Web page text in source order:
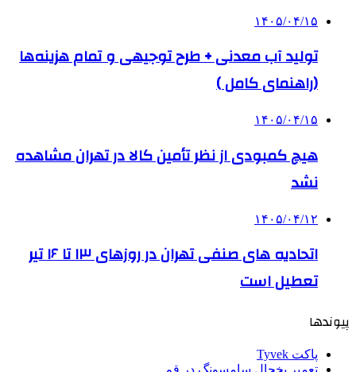
۱۴۰۵/۰۴/۱۵
تولید آب معدنی + طرح توجیهی و تمام هزینه‌ها
(راهنمای کامل )
۱۴۰۵/۰۴/۱۵
هیچ کمبودی از نظر تأمین کالا در تهران مشاهده
نشد
۱۴۰۵/۰۴/۱۲
اتحادیه های صنفی تهران در روزهای ۱۳ تا ۱۶ تیر
تعطیل است
پیوندها
پاکت Tyvek
تعمیر یخچال سامسونگ در قم